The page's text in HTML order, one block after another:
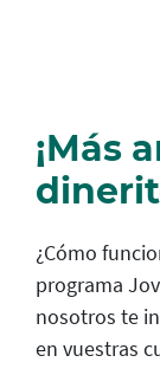
¡Más
¿Cómo
programa
nosotros te
en vuestras